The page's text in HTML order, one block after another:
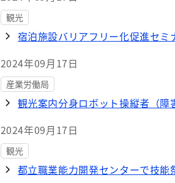
観光
宿泊施設バリアフリー化促進セミ
2024年09月17日
産業労働局
観光案内分身ロボット操縦者（障
2024年09月17日
観光
都立職業能力開発センターで技能